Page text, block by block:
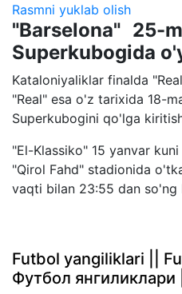
Rasmni yuklab olish
"Barselona" 25-
Superkubogida
Kataloniyaliklar finalda
"Real" esa o'z tarixida 18-
Superkubogini qo'lga
"El-Klassiko" 15 yanvar
"Qirol Fahd" stadionida
vaqti bilan 23:55 dan so'ng
Futbol yangiliklari ||
Футбол